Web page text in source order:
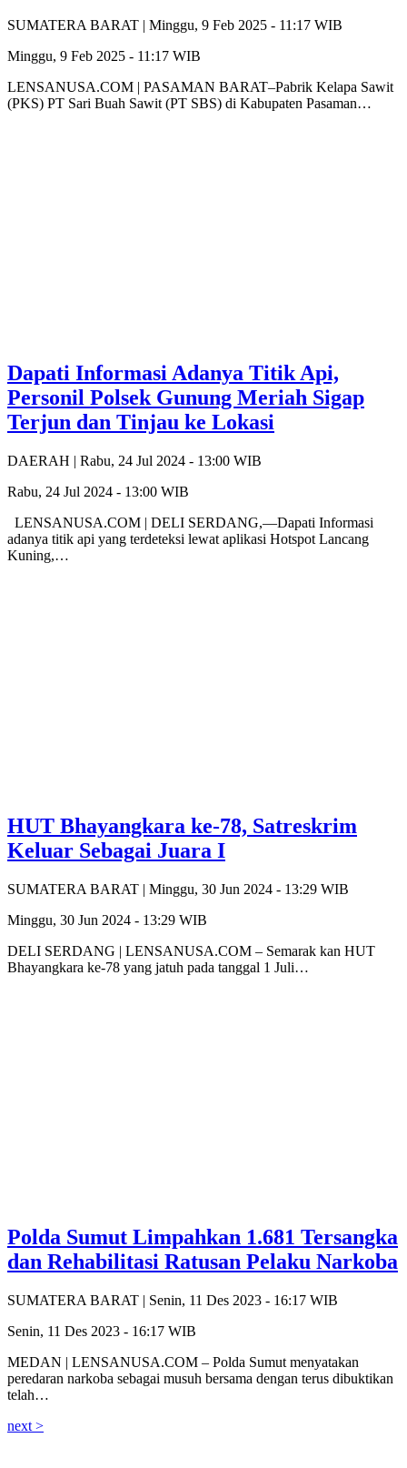
SUMATERA BARAT | Minggu, 9 Feb 2025 - 11:17 WIB
Minggu, 9 Feb 2025 - 11:17 WIB
LENSANUSA.COM | PASAMAN BARAT–Pabrik Kelapa Sawit
(PKS) PT Sari Buah Sawit (PT SBS) di Kabupaten Pasaman…
Dapati Informasi Adanya Titik Api,
Personil Polsek Gunung Meriah Sigap
Terjun dan Tinjau ke Lokasi
DAERAH | Rabu, 24 Jul 2024 - 13:00 WIB
Rabu, 24 Jul 2024 - 13:00 WIB
LENSANUSA.COM | DELI SERDANG,—Dapati Informasi
adanya titik api yang terdeteksi lewat aplikasi Hotspot Lancang
Kuning,…
HUT Bhayangkara ke-78, Satreskrim
Keluar Sebagai Juara I
SUMATERA BARAT | Minggu, 30 Jun 2024 - 13:29 WIB
Minggu, 30 Jun 2024 - 13:29 WIB
DELI SERDANG | LENSANUSA.COM – Semarak kan HUT
Bhayangkara ke-78 yang jatuh pada tanggal 1 Juli…
Polda Sumut Limpahkan 1.681 Tersangka
dan Rehabilitasi Ratusan Pelaku Narkoba
SUMATERA BARAT | Senin, 11 Des 2023 - 16:17 WIB
Senin, 11 Des 2023 - 16:17 WIB
MEDAN | LENSANUSA.COM – Polda Sumut menyatakan
peredaran narkoba sebagai musuh bersama dengan terus dibuktikan
telah…
next >